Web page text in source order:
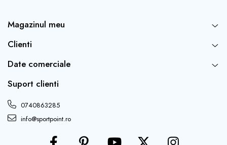
Magazinul meu
Clienti
Date comerciale
Suport clienti
0740863285
info@sportpoint.ro